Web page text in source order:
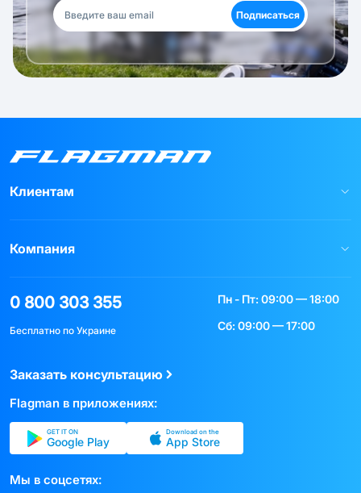
Подписаться
Клиентам
Компания
0 800 303 355
Бесплатно по Украине
Пн - Пт: 09:00 — 18:00
Сб: 09:00 — 17:00
Заказать консультацию
Flagman в приложениях:
GET IT ON
Google Play
Download on the
App Store
Мы в соцсетях: